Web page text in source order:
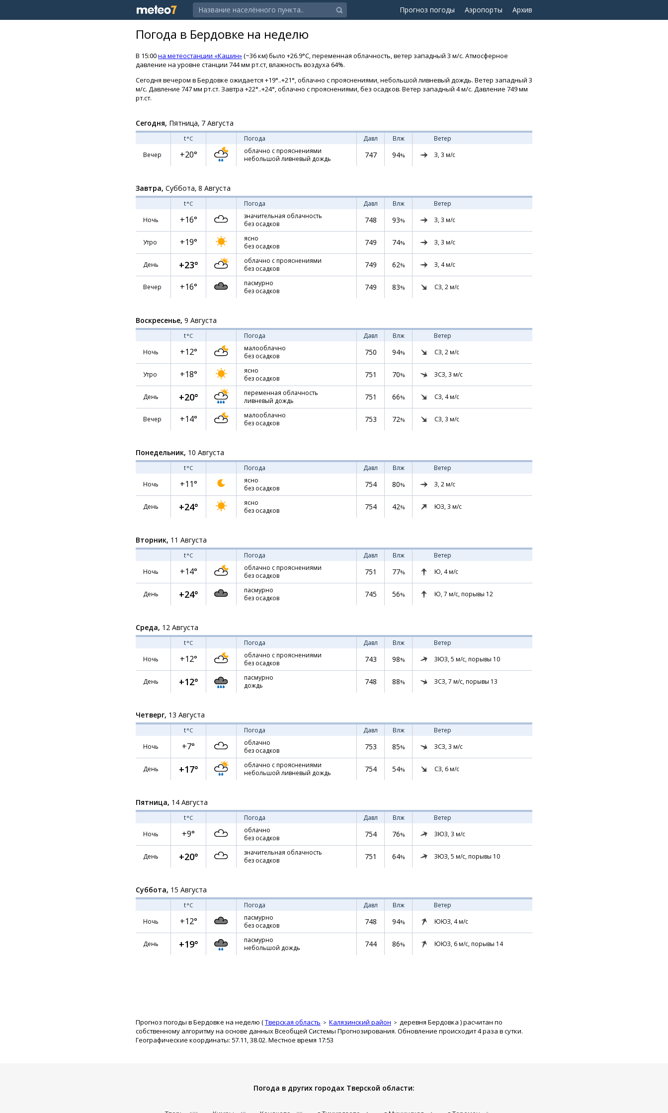
Прогноз погоды Аэропорты Архив
Погода в Бердовке на неделю
В 15:00на метеостанции «Кашин»(~36 км) было +26.9°C, переменная облачность, ветер западный 3 м/с. Атмосферное
давление на уровне станции 744 мм рт.ст, влажность воздуха 64%.
Сегодня вечером в Бердовке ожидается +19°..+21°, облачно с прояснениями, небольшой ливневый дождь. Ветер западный 3
м/с. Давление 747 мм рт.ст. Завтра +22°..+24°, облачно с прояснениями, без осадков. Ветер западный 4 м/с. Давление 749 мм
рт.ст.
Сегодня, Пятница, 7 Августа
t°C Погода Давл Влж
Ветер
Вечер
+20°
облачно с прояснениями
небольшой ливневый дождь
747 94% З, 3 м/с
Завтра, Суббота, 8 Августа
t°C Погода Давл Влж
Ветер
Ночь
+16°
значительная облачность
без осадков
748 93% З, 3 м/с
Утро +19°
ясно
без осадков
749 74% З, 3 м/с
День +23°
облачно с прояснениями
без осадков
749 62% З, 4м/с
Вечер +16°
пасмурно
без осадков
749 83% СЗ, 2м/с
Воскресенье, 9 Августа
t°C Погода Давл Влж
Ветер
Ночь
+12°
малооблачно
без осадков
750 94% СЗ, 2м/с
Утро +18°
ясно
без осадков
751 70% ЗСЗ, 3 м/с
День +20°
переменная облачность
ливневый дождь
751 66% СЗ, 4м/с
Вечер +14°
малооблачно
без осадков
753 72% СЗ, 3 м/с
Понедельник, 10 Августа
t°C Погода Давл Влж
Ветер
Ночь
+11°
ясно
без осадков
754 80% З, 2м/с
День +24°
ясно
без осадков
754 42% ЮЗ, 3 м/с
Вторник, 11 Августа
t°C Погода Давл Влж
Ветер
Ночь
+14°
облачно с прояснениями
без осадков
751 77% Ю, 4м/с
День +24°
пасмурно
без осадков
745 56% Ю, 7 м/с, порывы 12
Среда, 12 Августа
t°C Погода Давл Влж
Ветер
Ночь
+12°
облачно с прояснениями
без осадков
743 98% ЗЮЗ, 5 м/с, порывы 10
День +12°
пасмурно
дождь
748 88% ЗСЗ, 7 м/с, порывы 13
Четверг, 13 Августа
t°C Погода Давл Влж
Ветер
Ночь
+7°
облачно
без осадков
753 85% ЗСЗ, 3 м/с
День +17°
облачно с прояснениями
небольшой ливневый дождь
754 54% СЗ, 6м/с
Пятница, 14 Августа
t°C Погода Давл Влж
Ветер
Ночь
+9°
облачно
без осадков
754 76% ЗЮЗ, 3 м/с
День +20°
значительная облачность
без осадков
751 64% ЗЮЗ, 5 м/с, порывы 10
Суббота, 15 Августа
t°C Погода Давл Влж
Ветер
Ночь
+12°
пасмурно
без осадков
748 94% ЮЮЗ, 4м/с
День +19°
пасмурно
небольшой дождь
744 86% ЮЮЗ, 6м/с, порывы 14
Прогноз погоды в Бердовке на неделю (Тверская область Калязинский район деревня Бердовка ) расчитан по
собственному алгоритму на основе данных Всеобщей Системы Прогнозирования. Обновление происходит 4 раза в сутки.
Географические координаты: 57.11, 38.02. Местное время 17:53
Погода в других городах Тверской области: